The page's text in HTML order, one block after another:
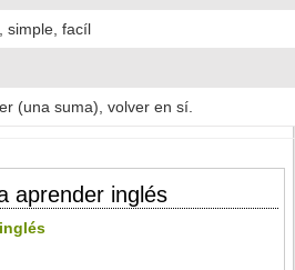
simple, facíl
(una suma), volver en sí.
aprender inglés